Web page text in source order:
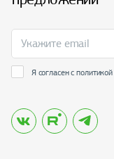
Я согласен с политикой